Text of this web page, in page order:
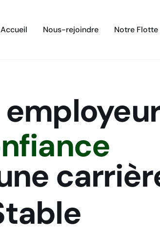
Accueil Nous-rejoindre Notre Flotte